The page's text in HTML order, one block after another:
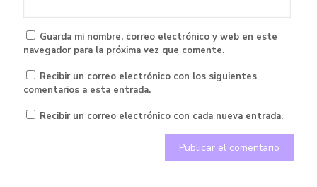
Guarda mi nombre, correo electrónico y web en este
navegador para la próxima vez que comente.
Recibir un correo electrónico con los siguientes
comentarios a esta entrada.
Recibir un correo electrónico con cada nueva entrada.